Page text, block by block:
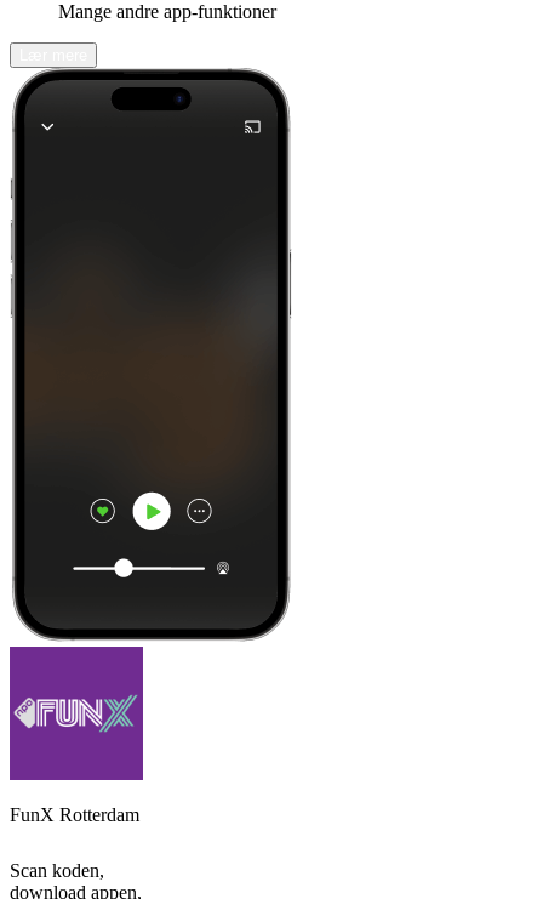
Mange andre app-funktioner
FunX Rotterdam
Scan koden,
download appen,